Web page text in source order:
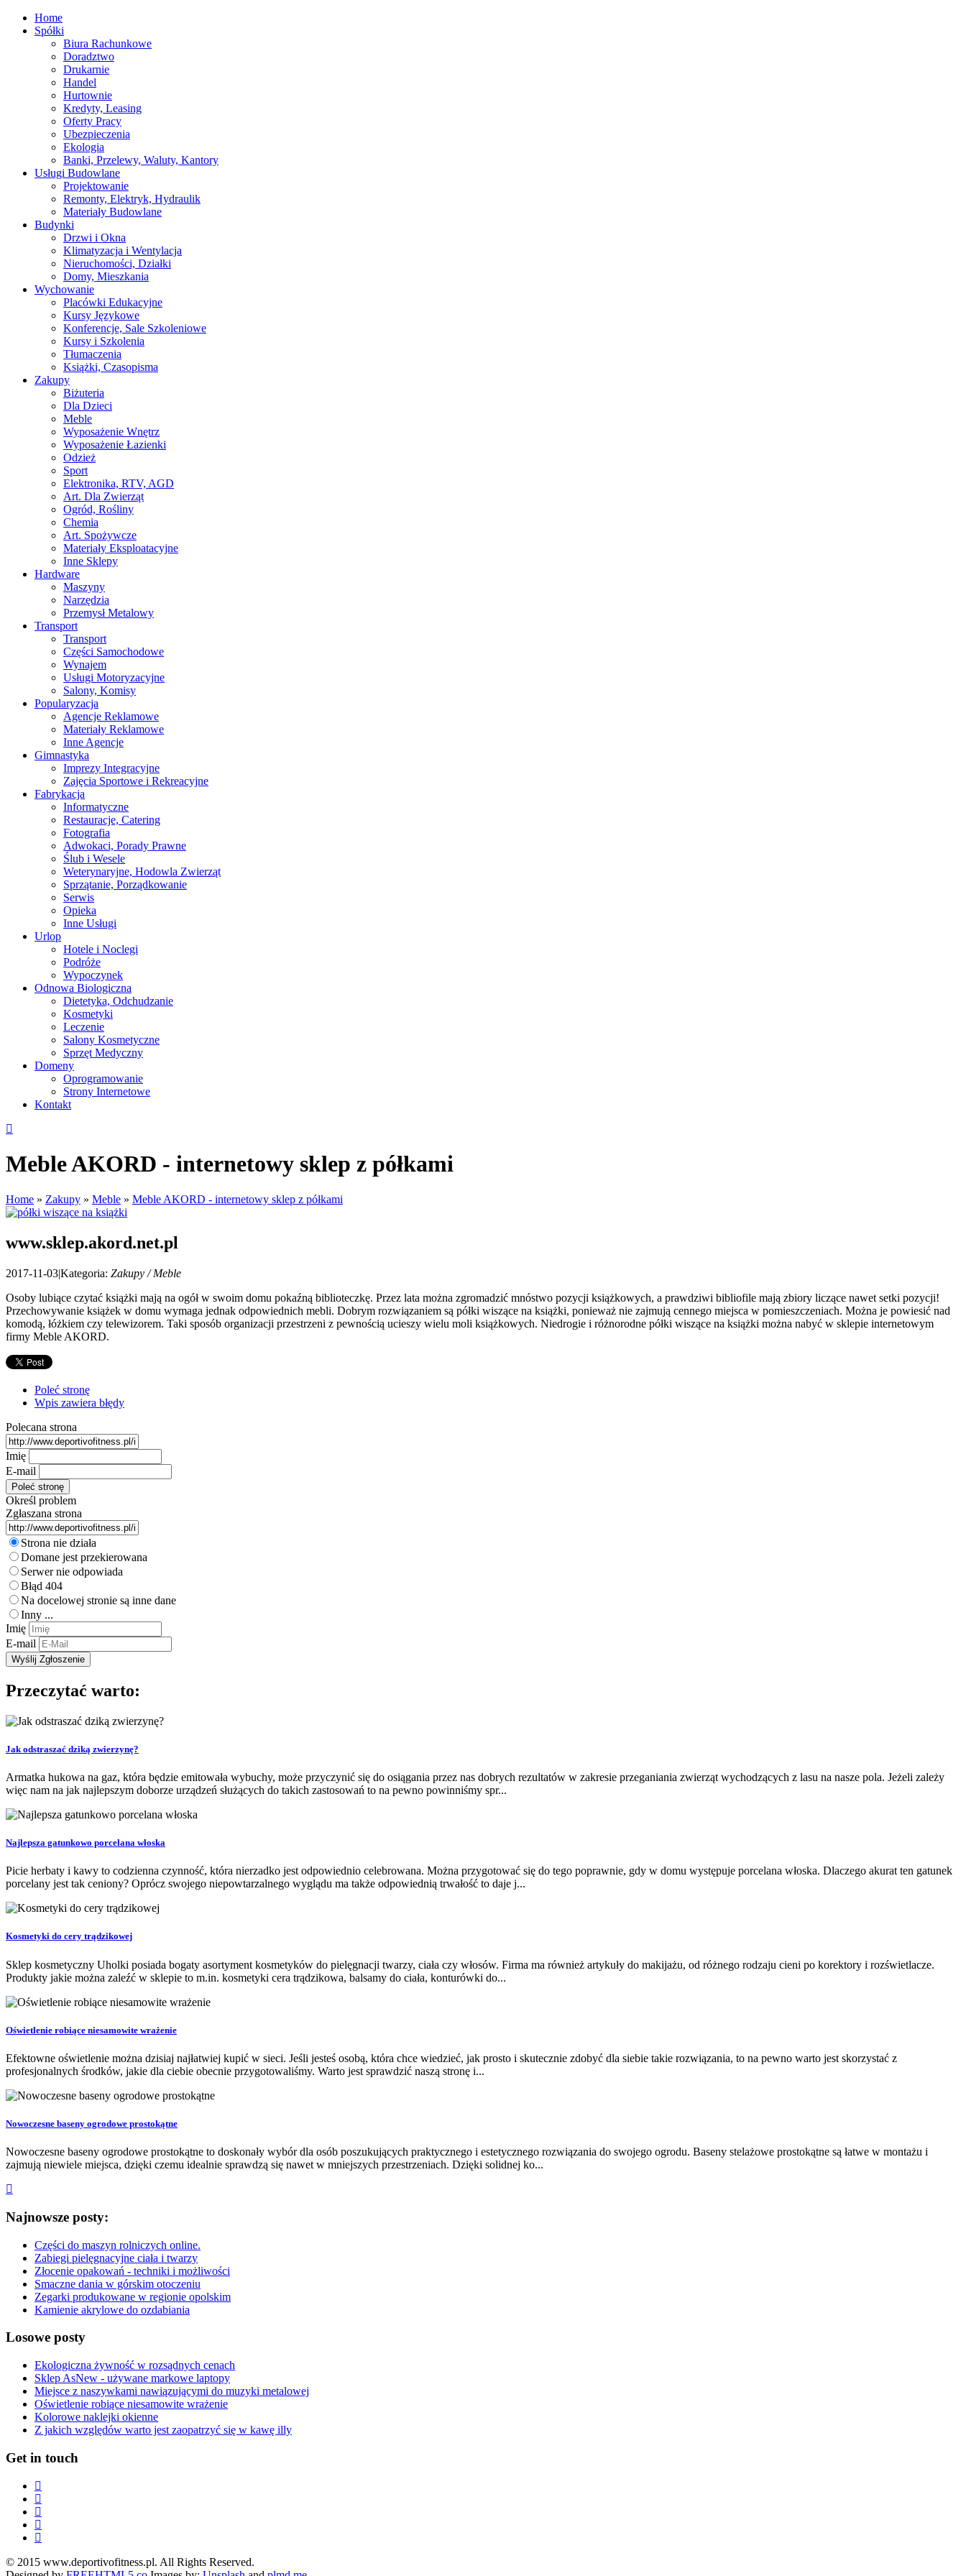
Home
Spółki
Biura Rachunkowe
Doradztwo
Drukarnie
Handel
Hurtownie
Kredyty, Leasing
Oferty Pracy
Ubezpieczenia
Ekologia
Banki, Przelewy, Waluty, Kantory
Usługi Budowlane
Projektowanie
Remonty, Elektryk, Hydraulik
Materiały Budowlane
Budynki
Drzwi i Okna
Klimatyzacja i Wentylacja
Nieruchomości, Działki
Domy, Mieszkania
Wychowanie
Placówki Edukacyjne
Kursy Językowe
Konferencje, Sale Szkoleniowe
Kursy i Szkolenia
Tłumaczenia
Książki, Czasopisma
Zakupy
Biżuteria
Dla Dzieci
Meble
Wyposażenie Wnętrz
Wyposażenie Łazienki
Odzież
Sport
Elektronika, RTV, AGD
Art. Dla Zwierząt
Ogród, Rośliny
Chemia
Art. Spożywcze
Materiały Eksploatacyjne
Inne Sklepy
Hardware
Maszyny
Narzędzia
Przemysł Metalowy
Transport
Transport
Części Samochodowe
Wynajem
Usługi Motoryzacyjne
Salony, Komisy
Popularyzacja
Agencje Reklamowe
Materiały Reklamowe
Inne Agencje
Gimnastyka
Imprezy Integracyjne
Zajęcia Sportowe i Rekreacyjne
Fabrykacja
Informatyczne
Restauracje, Catering
Fotografia
Adwokaci, Porady Prawne
Ślub i Wesele
Weterynaryjne, Hodowla Zwierząt
Sprzątanie, Porządkowanie
Serwis
Opieka
Inne Usługi
Urlop
Hotele i Noclegi
Podróże
Wypoczynek
Odnowa Biologiczna
Dietetyka, Odchudzanie
Kosmetyki
Leczenie
Salony Kosmetyczne
Sprzęt Medyczny
Domeny
Oprogramowanie
Strony Internetowe
Kontakt
Meble AKORD - internetowy sklep z półkami
Home » Zakupy » Meble » Meble AKORD - internetowy sklep z półkami
www.sklep.akord.net.pl
2017-11-03|Kategoria: Zakupy / Meble
Osoby lubiące czytać książki mają na ogół w swoim domu pokaźną biblioteczkę. Przez lata można zgromadzić mnóstwo pozycji książkowych, a prawdziwi bibliofile mają zbiory liczące nawet setki pozycji!
Przechowywanie książek w domu wymaga jednak odpowiednich mebli. Dobrym rozwiązaniem są półki wiszące na książki, ponieważ nie zajmują cennego miejsca w pomieszczeniach. Można je powiesić nad
komodą, łóżkiem czy telewizorem. Taki sposób organizacji przestrzeni z pewnością ucieszy wielu moli książkowych. Niedrogie i różnorodne półki wiszące na książki można nabyć w sklepie internetowym
firmy Meble AKORD.
Poleć stronę
Wpis zawiera błędy
Polecana strona
Imię
E-mail
Określ problem
Zgłaszana strona
Strona nie działa
Domane jest przekierowana
Serwer nie odpowiada
Błąd 404
Na docelowej stronie są inne dane
Inny ...
Imię
E-mail
Przeczytać warto:
Jak odstraszać dziką zwierzynę?
Armatka hukowa na gaz, która będzie emitowała wybuchy, może przyczynić się do osiągania przez nas dobrych rezultatów w zakresie przeganiania zwierząt wychodzących z lasu na nasze pola. Jeżeli zależy
więc nam na jak najlepszym doborze urządzeń służących do takich zastosowań to na pewno powinniśmy spr...
Najlepsza gatunkowo porcelana włoska
Picie herbaty i kawy to codzienna czynność, która nierzadko jest odpowiednio celebrowana. Można przygotować się do tego poprawnie, gdy w domu występuje porcelana włoska. Dlaczego akurat ten gatunek
porcelany jest tak ceniony? Oprócz swojego niepowtarzalnego wyglądu ma także odpowiednią trwałość to daje j...
Kosmetyki do cery trądzikowej
Sklep kosmetyczny Uholki posiada bogaty asortyment kosmetyków do pielęgnacji twarzy, ciała czy włosów. Firma ma również artykuły do makijażu, od różnego rodzaju cieni po korektory i rozświetlacze.
Produkty jakie można zaleźć w sklepie to m.in. kosmetyki cera trądzikowa, balsamy do ciała, konturówki do...
Oświetlenie robiące niesamowite wrażenie
Efektowne oświetlenie można dzisiaj najłatwiej kupić w sieci. Jeśli jesteś osobą, która chce wiedzieć, jak prosto i skutecznie zdobyć dla siebie takie rozwiązania, to na pewno warto jest skorzystać z
profesjonalnych środków, jakie dla ciebie obecnie przygotowaliśmy. Warto jest sprawdzić naszą stronę i...
Nowoczesne baseny ogrodowe prostokątne
Nowoczesne baseny ogrodowe prostokątne to doskonały wybór dla osób poszukujących praktycznego i estetycznego rozwiązania do swojego ogrodu. Baseny stelażowe prostokątne są łatwe w montażu i
zajmują niewiele miejsca, dzięki czemu idealnie sprawdzą się nawet w mniejszych przestrzeniach. Dzięki solidnej ko...
Najnowsze posty:
Części do maszyn rolniczych online.
Zabiegi pielęgnacyjne ciała i twarzy
Złocenie opakowań - techniki i możliwości
Smaczne dania w górskim otoczeniu
Zegarki produkowane w regionie opolskim
Kamienie akrylowe do ozdabiania
Losowe posty
Ekologiczna żywność w rozsądnych cenach
Sklep AsNew - używane markowe laptopy
Miejsce z naszywkami nawiązującymi do muzyki metalowej
Oświetlenie robiące niesamowite wrażenie
Kolorowe naklejki okienne
Z jakich względów warto jest zaopatrzyć się w kawę illy
Get in touch
© 2015 www.deportivofitness.pl. All Rights Reserved.